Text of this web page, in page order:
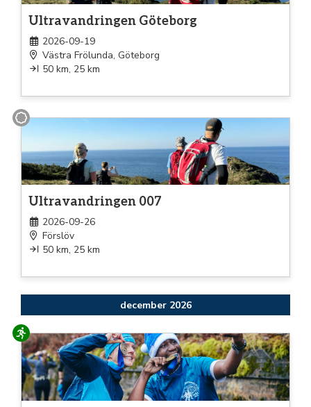
Ultravandringen Göteborg
2026-09-19
Västra Frölunda, Göteborg
50 km, 25 km
Gång
Ultravandringen 007
2026-09-26
Förslöv
50 km, 25 km
december 2026
Löpning